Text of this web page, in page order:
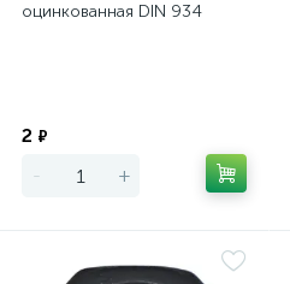
оцинкованная DIN 934
2 ₽
- +